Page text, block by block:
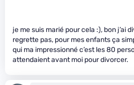
je me suis marié pour cela :), bon j’ai
regrette pas, pour mes enfants ça
qui ma impressionné c’est les 80
attendaient avant moi pour divorcer.